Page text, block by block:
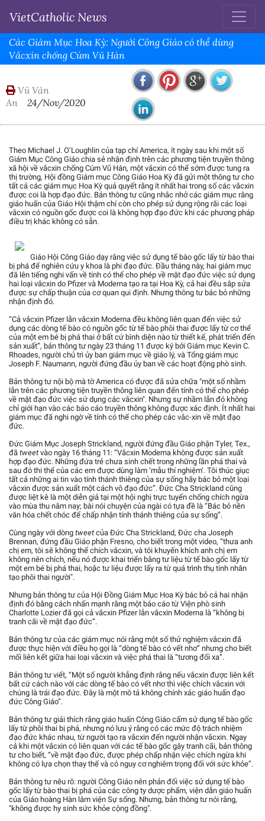
VietCatholic News
Các Giám Mục Hoa Kỳ: Người Công Giáo có thể dùng
Vắcxin chống Cúm Vũ Hán
Vũ Văn
An
24/Nov/2020
Theo Michael J. O’Loughlin của tạp chí America, ít ngày sau khi một số
Giám Mục Công Giáo chia sẻ nhận định trên các phương tiện truyền thông
xã hội về vắcxin chống Cúm Vũ Hán, một vắcxin có thể sớm được tung ra
thị trường, Hội đồng Giám mục Công Giáo Hoa Kỳ đã gửi một thông tư cho
tất cả các giám mục Hoa Kỳ quả quyết rằng ít nhất hai trong số các vắcxin
được coi là hợp đạo đức. Bản thông tư cũng nhắc nhở các giám mục rằng
giáo huấn của Giáo Hội thậm chí còn cho phép sử dụng rộng rãi các loại
vắcxin có nguồn gốc được coi là không hợp đạo đức khi các phương pháp
điều trị khác không có sẵn.
Giáo Hội Công Giáo dạy rằng việc sử dụng tế bào gốc lấy từ bào thai
bị phá để nghiên cứu y khoa là phi đạo đức. Đầu tháng này, hai giám mục
đã lên tiếng nghi vấn về tính có thể cho phép về mặt đạo đức việc sử dụng
hai loại vắcxin do Pfizer và Moderna tạo ra tại Hoa Kỳ, cả hai đều sắp sửa
được sự chấp thuận của cơ quan qui định. Nhưng thông tư bác bỏ những
nhận định đó.
“Cả vắcxin Pfizer lẫn vắcxin Moderna đều không liên quan đến việc sử
dụng các dòng tế bào có nguồn gốc từ tế bào phôi thai được lấy từ cơ thể
của một em bé bị phá thai ở bất cứ bình diện nào từ thiết kế, phát triển đến
sản xuất”, bản thông tư ngày 23 tháng 11 được ký bởi Giám mục Kevin C.
Rhoades, người chủ trì ủy ban giám mục về giáo lý, và Tổng giám mục
Joseph F. Naumann, người đứng đầu ủy ban về các hoạt động phò sinh.
Bản thông tư nội bộ mà tờ America có được đã sửa chữa "một số nhầm
lẫn trên các phương tiện truyền thông liên quan đến tính có thể cho phép
về mặt đạo đức việc sử dụng các vắcxin". Nhưng sự nhầm lẫn đó không
chỉ giới hạn vào các báo cáo truyền thông không được xác định. Ít nhất hai
giám mục đã nghi ngờ về tính có thể cho phép các vắc-xin về mặt đạo
đức.
Đức Giám Mục Joseph Strickland, người đứng đầu Giáo phận Tyler, Tex.,
đã tweet vào ngày 16 tháng 11: “Vắcxin Moderna không được sản xuất
hợp đạo đức. Những đứa trẻ chưa sinh chết trong những lần phá thai và
sau đó thi thể của các em được dùng làm ‘mẫu thí nghiệm’. Tôi thúc giục
tất cả những ai tin vào tính thánh thiêng của sự sống hãy bác bỏ một loại
vắcxin được sản xuất một cách vô đạo đức”. Đức Cha Strickland cũng
được liệt kê là một diễn giả tại một hội nghị trực tuyến chống chích ngừa
vào mùa thu năm nay; bài nói chuyện của ngài có tựa đề là “Bác bỏ nền
văn hóa chết chóc để chấp nhận tính thánh thiêng của sự sống”.
Cùng ngày với dòng tweet của Đức Cha Strickland, Đức cha Joseph
Brennan, đứng đầu Giáo phận Fresno, cho biết trong một video, “thưa anh
chị em, tôi sẽ không thể chích vắcxin, và tôi khuyến khích anh chị em
không nên chích, nếu nó được khai triển bằng tư liệu từ tế bào gốc lấy từ
một em bé bị phá thai, hoặc tư liệu được lấy ra từ quá trình thụ tinh nhân
tạo phôi thai người".
Nhưng bản thông tư của Hội Đồng Giám Mục Hoa Kỳ bác bỏ cả hai nhận
định đó bằng cách nhấn mạnh rằng một báo cáo từ Viện phò sinh
Charlotte Lozier đã gọi cả vắcxin Pfizer lẫn vắcxin Moderna là “không bị
tranh cãi về mặt đạo đức”.
Bản thông tư của các giám mục nói rằng một số thử nghiệm vắcxin đã
được thực hiện với điều họ gọi là “dòng tế bào có vết nhơ” nhưng cho biết
mối liên kết giữa hai loại vắcxin và việc phá thai là “tương đối xa”.
Bản thông tư viết, “Một số người khẳng định rằng nếu vắcxin được liên kết
bất cứ cách nào với các dòng tế bào có vết nhơ thì việc chích vắcxin với
chúng là trái đạo đức. Đây là một mô tả không chính xác giáo huấn đạo
đức Công Giáo”.
Bản thông tư giải thích rằng giáo huấn Công Giáo cấm sử dụng tế bào gốc
lấy từ phôi thai bị phá, nhưng nó lưu ý rằng có các mức độ trách nhiệm
đạo đức khác nhau, từ người tạo ra vắcxin đến người nhận vắcxin. Ngay
cả khi một vắcxin có liên quan với các tế bào gốc gây tranh cãi, bản thông
tư cho biết, “về mặt đạo đức, được phép chấp nhận việc chích ngừa khi
không có lựa chọn thay thế và có nguy cơ nghiêm trọng đối với sức khỏe”.
Bản thông tư nêu rõ: người Công Giáo nên phản đối việc sử dụng tế bào
gốc lấy từ bào thai bị phá của các công ty dược phẩm, viện dẫn giáo huấn
của Giáo hoàng Hàn lâm viện Sự sống. Nhưng, bản thông tư nói rằng,
"không được hy sinh sức khỏe cộng đồng".